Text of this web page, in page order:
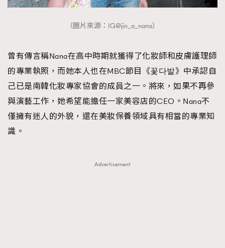
（圖片來源：IG@jin_a_nana）
曾有傳言稱Nana在高中時期就獲得了化妝師和皮膚護理師
的專業執照，而她本人也在MBC節目《꽃다발》中承認自
己已是南韓化妝專家協會的成員之一。將來，如果不再參
與演藝工作，她希望能擔任一家美容店的CEO。Nana不
僅擁有迷人的外貌，還在美妝保養領域具有相當的專業知
識。
Advertisement